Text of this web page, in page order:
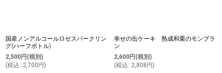
国産ノンアルコールロゼスパークリン
グ(ハーフボトル)
2,500円 (税別)
(税込 : 2,700 円)
幸せの缶ケーキ 熟成和栗のモンブラ
ン
2,600円 (税別)
(税込 : 2,808 円)